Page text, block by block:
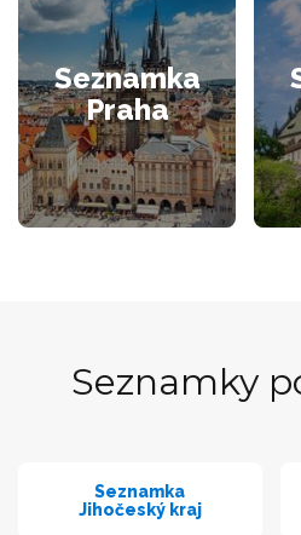
Seznamka
Praha
Seznamky
Seznamka
Jihočeský kraj